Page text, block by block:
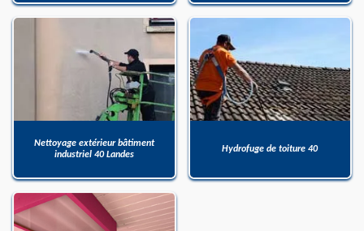
Nettoyage extérieur bâtiment
industriel 40 Landes
Hydrofuge de toiture 40